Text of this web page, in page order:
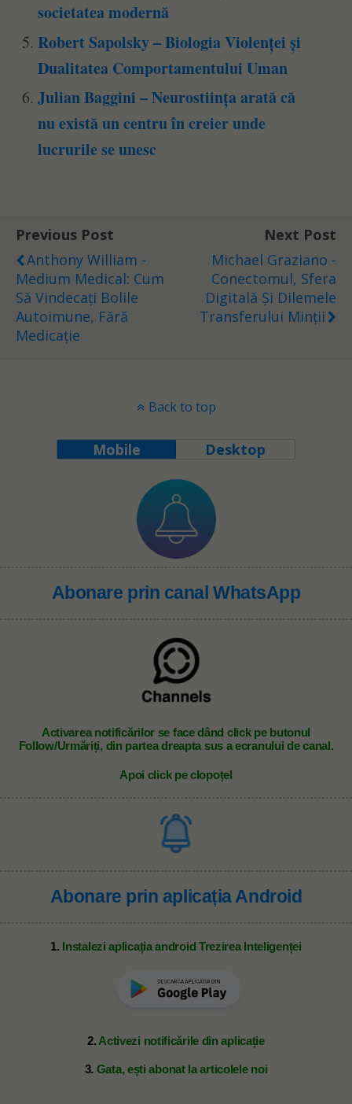
societatea modernă
Robert Sapolsky – Biologia Violenței și
Dualitatea Comportamentului Uman
Julian Baggini – Neurostiința arată că
nu există un centru în creier unde
lucrurile se unesc
Previous Post
Anthony William -
Medium Medical: Cum
Să Vindecați Bolile
Autoimune, Fără
Medicație
Next Post
Michael Graziano -
Conectomul, Sfera
Digitală Și Dilemele
Transferului Minții
Back to top
Mobile Desktop
Abonare prin canal WhatsApp
Activarea notificărilor se face dând click pe butonul
Follow/Urmăriți, din partea dreapta sus a ecranului de canal.
Apoi click pe clopoțel
Abonare prin aplicația Android
1. Instalezi aplicația android Trezirea Inteligenței
2. Activezi notificările din aplicație
3. Gata, ești abonat la articolele noi